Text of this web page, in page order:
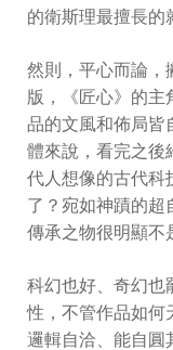
的衛斯理最擅長的
然則，平心而論，
版，《匠心》的主
品的文風和佈局皆
體來說，看完之後
代人想像的古代科
了？宛如神蹟的超
傳承之物很明顯不
科幻也好、奇幻也
性，不管作品如何
邏輯自洽、能自圓